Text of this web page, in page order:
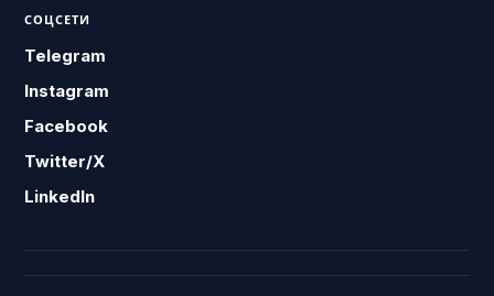
СОЦСЕТИ
Telegram
Instagram
Facebook
Twitter/X
LinkedIn